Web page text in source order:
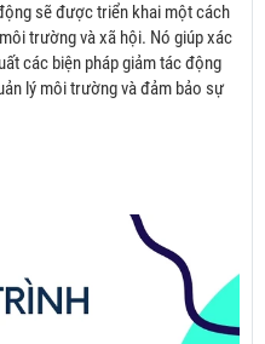
sẽ được triển khai một cách
trường và xã hội. Nó giúp xác
các biện pháp giảm tác động
lý môi trường và đảm bảo sự